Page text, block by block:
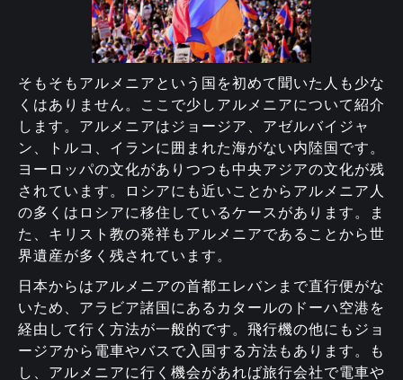
そもそもアルメニアという国を初めて聞いた人も少な
くはありません。ここで少しアルメニアについて紹介
します。アルメニアはジョージア、アゼルバイジャ
ン、トルコ、イランに囲まれた海がない内陸国です。
ヨーロッパの文化がありつつも中央アジアの文化が残
されています。ロシアにも近いことからアルメニア人
の多くはロシアに移住しているケースがあります。ま
た、キリスト教の発祥もアルメニアであることから世
界遺産が多く残されています。
日本からはアルメニアの首都エレバンまで直行便がな
いため、アラビア諸国にあるカタールのドーハ空港を
経由して行く方法が一般的です。飛行機の他にもジョ
ージアから電車やバスで入国する方法もあります。も
し、アルメニアに行く機会があれば旅行会社で電車や